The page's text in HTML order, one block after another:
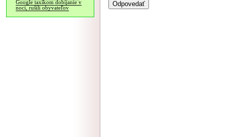
Google taxíkom dobíjanie v
noci, rušili obyvateľov